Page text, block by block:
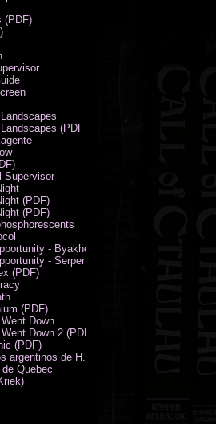
(PDF)
(PDF - Espiral)
Supervisor
(PDF)
(PDF)
- Byakhee
- Serpent Man
(PDF)
(PDF)
Down
Down 2 (PDF)
(PDF)
argentinos de H.P. Lovecraft
Quebec